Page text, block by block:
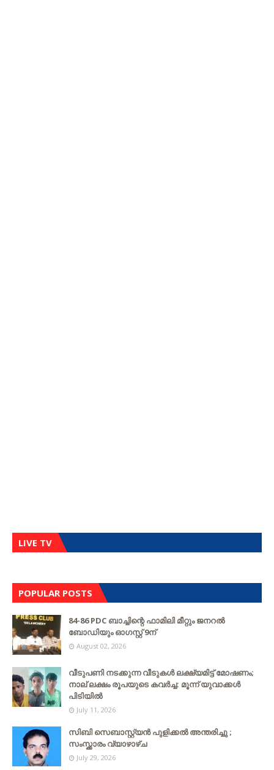
LIVE TV
POPULAR POSTS
84-86 PDC ബാച്ചിന്റെ ഫാമിലി മീറ്റും ജനറൽ
ബോഡിയും ഓഗസ്റ്റ് 9ന്
August 02, 2026
വീടുപണി നടക്കുന്ന വീടുകൾ ലക്ഷ്യമിട്ട് മോഷണം;
നാല് ലക്ഷം രൂപയുടെ കവർച്ച: മൂന്ന് യുവാക്കൾ
പിടിയിൽ
July 11, 2026
സിബി സെബാസ്റ്റ്യന്‍ പുളിക്കല്‍ അന്തരിച്ചു ;
സംസ്ക്കാരം വ്യാഴാഴ്ച
July 29, 2026